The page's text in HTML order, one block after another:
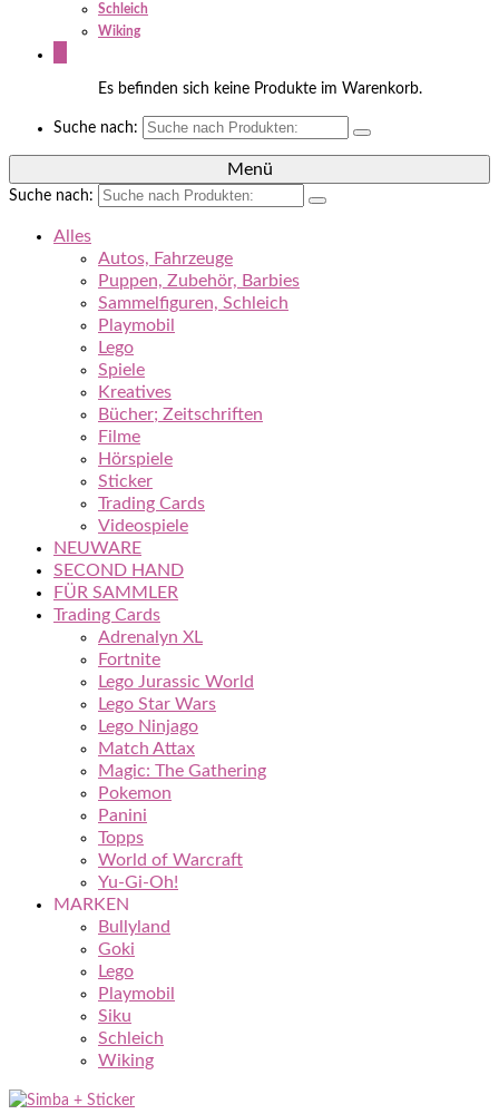
Schleich
Wiking
Es befinden sich keine Produkte im Warenkorb.
Suche nach:
Menü
Suche nach:
Alles
Autos, Fahrzeuge
Puppen, Zubehör, Barbies
Sammelfiguren, Schleich
Playmobil
Lego
Spiele
Kreatives
Bücher; Zeitschriften
Filme
Hörspiele
Sticker
Trading Cards
Videospiele
NEUWARE
SECOND HAND
FÜR SAMMLER
Trading Cards
Adrenalyn XL
Fortnite
Lego Jurassic World
Lego Star Wars
Lego Ninjago
Match Attax
Magic: The Gathering
Pokemon
Panini
Topps
World of Warcraft
Yu-Gi-Oh!
MARKEN
Bullyland
Goki
Lego
Playmobil
Siku
Schleich
Wiking